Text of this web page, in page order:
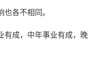
各不相同。
有成，中年事业有成，晚